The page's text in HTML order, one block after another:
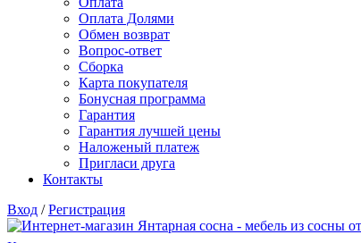
Оплата Долями
Обмен возврат
Вопрос-ответ
Сборка
Карта покупателя
Бонусная программа
Гарантия
Гарантия лучшей цены
Наложеный платеж
Пригласи друга
Контакты
Вход / Регистрация